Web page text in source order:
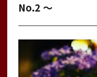
No.2 〜